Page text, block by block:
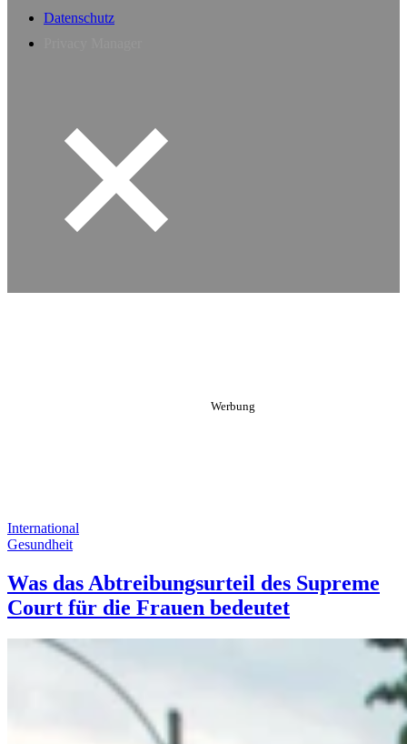
Datenschutz
International
Gesundheit
Was das Abtreibungsurteil des Supreme
Court für die Frauen bedeutet